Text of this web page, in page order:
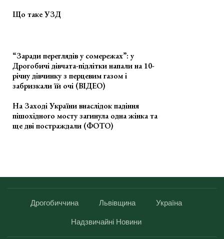
Що таке УЗД
“Заради переглядів у сомережах”: у
Дрогобичі дівчата-підлітки напали на 10-
річну дівчинку з перцевим газом і
забризкали їй очі (ВІДЕО)
На Заході України внаслідок падіння
пішохідного мосту загинула одна жінка та
ще дві постраждали (ФОТО)
Дрогобиччина Львівщина Україна
Надзвичайні Новини